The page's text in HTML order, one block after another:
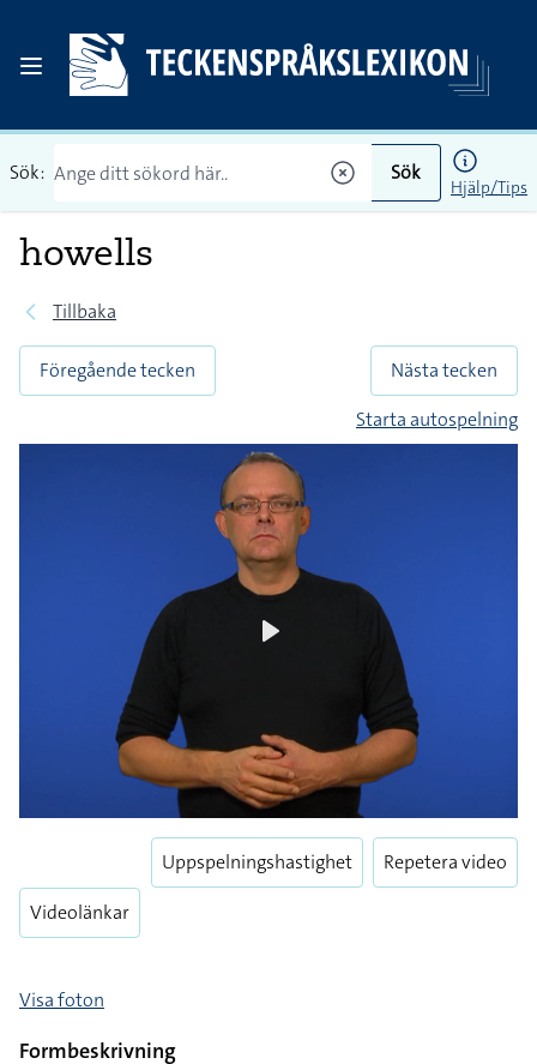
Sök: Sök
Hjälp/Tips
howells
Tillbaka
Föregående tecken
Nästa tecken
Starta autospelning
Videolänkar
Uppspelningshastighet Repetera video
Visa foton
Formbeskrivning